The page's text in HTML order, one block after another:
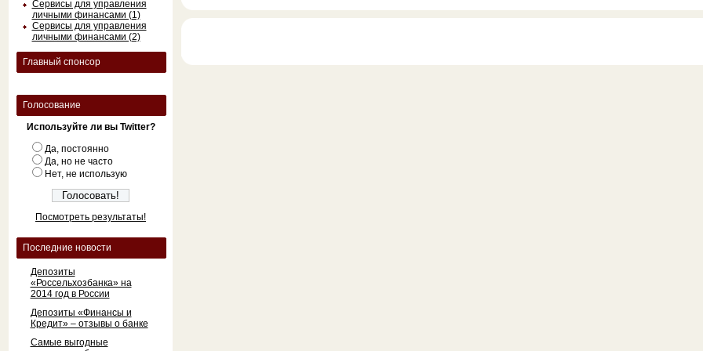
Сервисы для управления
личными финансами (1)
Сервисы для управления
личными финансами (2)
Главный спонсор
Голосование
Используйте ли вы Twitter?
Да, постоянно
Да, но не часто
Нет, не использую
Посмотреть результаты!
Последние новости
Депозиты
«Россельхозбанка» на
2014 год в России
Депозиты «Финансы и
Кредит» – отзывы о банке
Самые выгодные